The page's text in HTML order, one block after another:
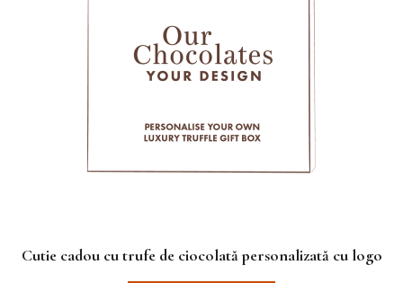
Cutie cadou cu trufe de ciocolată personalizată cu logo